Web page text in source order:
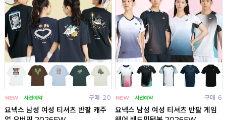
구매 20
요넥스 남성 여성 티셔츠 반팔 캐주
구매 6
요넥스 남성 여성 티셔츠 반팔 게임